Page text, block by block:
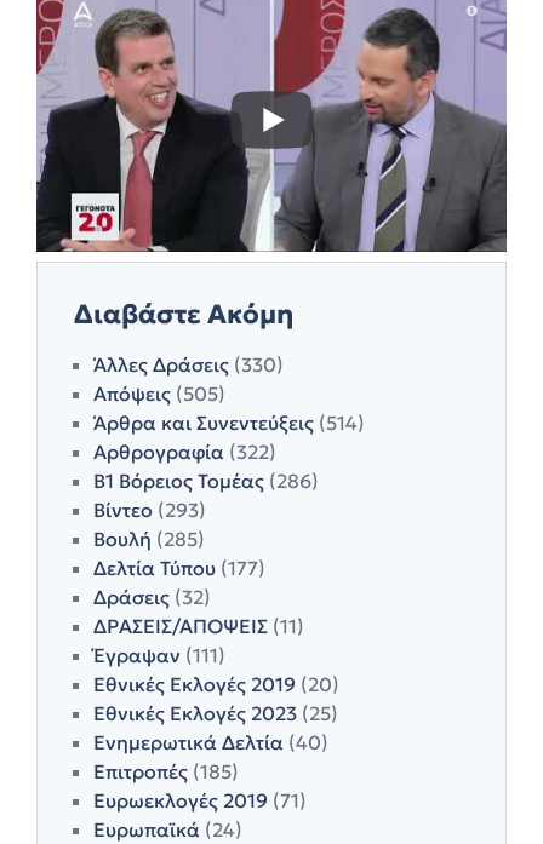
Διαβάστε Ακόμη
Άλλες Δράσεις (330)
Απόψεις (505)
Άρθρα και Συνεντεύξεις (514)
Αρθρογραφία (322)
Β1 Βόρειος Τομέας (286)
Βίντεο (293)
Βουλή (285)
Δελτία Τύπου (177)
Δράσεις (32)
ΔΡΑΣΕΙΣ/ΑΠΟΨΕΙΣ (11)
Έγραψαν (111)
Εθνικές Εκλογές 2019 (20)
Εθνικές Εκλογές 2023 (25)
Ενημερωτικά Δελτία (40)
Επιτροπές (185)
Ευρωεκλογές 2019 (71)
Ευρωπαϊκά (24)